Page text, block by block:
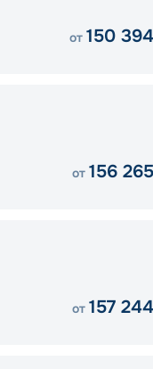
от 150 394
от 156 265
от 157 244